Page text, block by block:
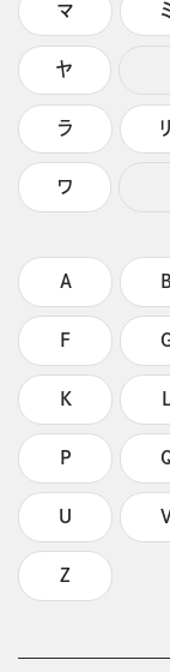
マ
ヤ
ラ リ
ワ
A B
F
K L
P
U
Z